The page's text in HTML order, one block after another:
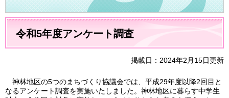
タ
ム
検
索
本
令和5年度アンケート調査
掲載日：2024年2月15日更新
神林地区の5つのまちづくり協議会では、平成29年度以降2回目と
なるアンケート調査を実施いたしました。神林地区に暮らす中学生